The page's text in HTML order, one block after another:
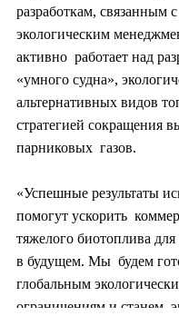
разработкам, связанным с
экологическим
активно  работает над
«умного судна»,
альтернативных видов
стратегией сокращения
парниковых  газов.
«Успешные результаты
помогут ускорить
тяжелого биотоплива
в будущем. Мы  будем
глобальным
ограничениям и станем